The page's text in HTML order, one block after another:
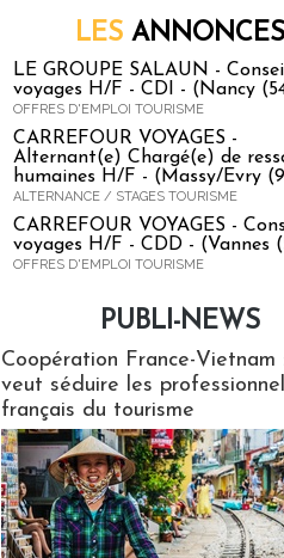
LES ANNONCES
LE GROUPE SALAUN -
voyages H/F - CDI - (Nancy
OFFRES D'EMPLOI TOURISME
CARREFOUR VOYAGES -
Alternant(e) Chargé(e) de
humaines H/F - (Massy/Evry
ALTERNANCE / STAGES TOURISME
CARREFOUR VOYAGES -
voyages H/F - CDD - (Vannes
OFFRES D'EMPLOI TOURISME
PUBLI-NEWS
Coopération France-Vietnam
veut séduire les
français du tourisme